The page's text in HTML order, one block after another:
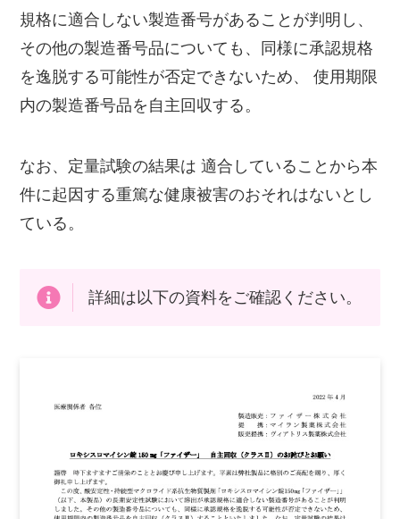
規格に適合しない製造番号があることが判明し、
その他の製造番号品についても、同様に承認規格
を逸脱する可能性が否定できないため、 使用期限
内の製造番号品を自主回収する。
なお、定量試験の結果は 適合していることから本
件に起因する重篤な健康被害のおそれはないとし
ている。
詳細は以下の資料をご確認ください。